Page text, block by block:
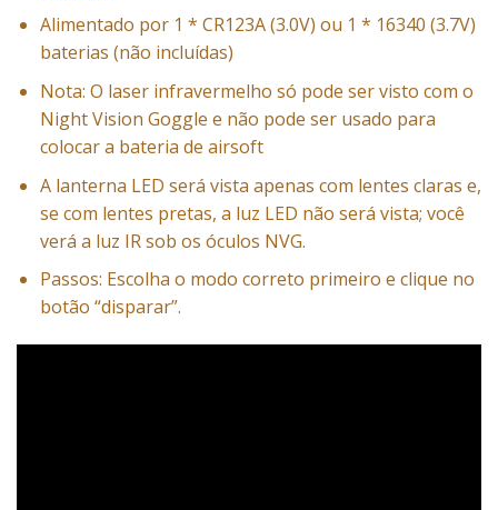
Alimentado por 1 * CR123A (3.0V) ou 1 * 16340 (3.7V)
baterias (não incluídas)
Nota: O laser infravermelho só pode ser visto com o
Night Vision Goggle e não pode ser usado para
colocar a bateria de airsoft
A lanterna LED será vista apenas com lentes claras e,
se com lentes pretas, a luz LED não será vista; você
verá a luz IR sob os óculos NVG.
Passos: Escolha o modo correto primeiro e clique no
botão “disparar”.